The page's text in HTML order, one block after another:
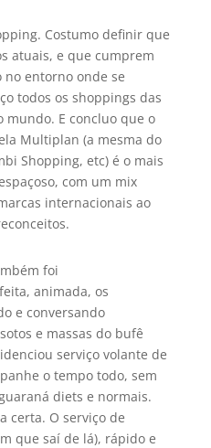
Costumo definir que
atuais, e que cumprem
no entorno onde se
todos os shoppings das
mundo. E concluo que o
Multiplan (a mesma do
Shopping, etc) é o mais
com um mix
internacionais ao
foi
animada, os
e conversando
e massas do bufê
serviço volante de
o tempo todo, sem
diets e normais.
certa. O serviço de
que saí­ de lá), rápido e